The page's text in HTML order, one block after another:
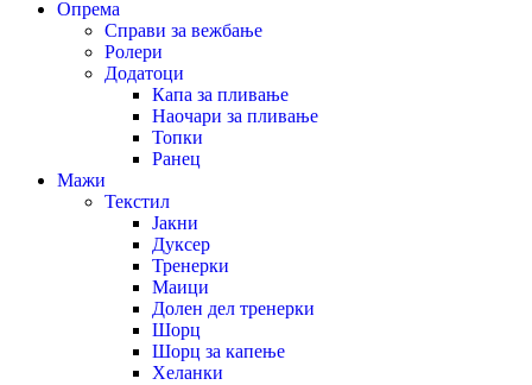
Опрема
Справи за вежбање
Ролери
Додатоци
Капа за пливање
Наочари за пливање
Топки
Ранец
Мажи
Текстил
Јакни
Дуксер
Тренерки
Маици
Долен дел тренерки
Шорц
Шорц за капење
Хеланки